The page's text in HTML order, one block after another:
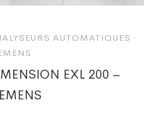
AUTOMATIQUES
EXL 200 –